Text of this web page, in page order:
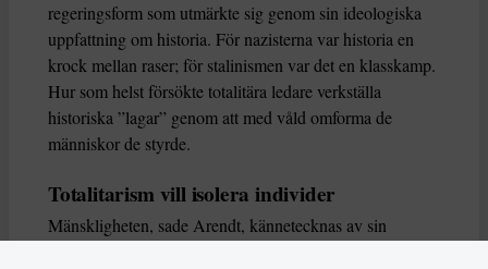
regeringsform som utmärkte sig genom sin ideologiska
uppfattning om historia. För nazisterna var historia en
krock mellan raser; för stalinismen var det en klasskamp.
Hur som helst försökte totalitära ledare verkställa
historiska ”lagar” genom att med våld omforma de
människor de styrde.
Totalitarism vill isolera individer
Mänskligheten, sade Arendt, kännetecknas av sin